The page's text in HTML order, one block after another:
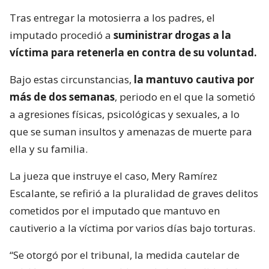
Tras entregar la motosierra a los padres, el
imputado procedió a suministrar drogas a la
víctima para retenerla en contra de su voluntad.
Bajo estas circunstancias, la mantuvo cautiva por
más de dos semanas, periodo en el que la sometió
a agresiones físicas, psicológicas y sexuales, a lo
que se suman insultos y amenazas de muerte para
ella y su familia.
La jueza que instruye el caso, Mery Ramírez
Escalante, se refirió a la pluralidad de graves delitos
cometidos por el imputado que mantuvo en
cautiverio a la víctima por varios días bajo torturas.
“Se otorgó por el tribunal, la medida cautelar de